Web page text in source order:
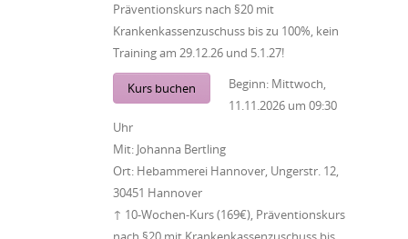
Präventionskurs nach §20 mit
Krankenkassenzuschuss bis zu 100%, kein
Training am 29.12.26 und 5.1.27!
Kurs buchen Beginn: Mittwoch,
11.11.2026 um 09:30
Uhr
Mit: Johanna Bertling
Ort: Hebammerei Hannover, Ungerstr. 12,
30451 Hannover
↑ 10-Wochen-Kurs (169€), Präventionskurs